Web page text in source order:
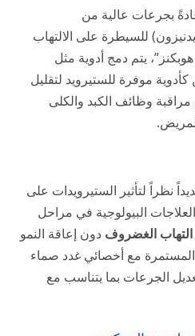
عادةً بجرعات عالية من
للسيطرة على الالتهاب
يتم دمج أدوية مثل
كأدوية موفرة للستيرويد لتقليل
مراقبة وظائف الكبد والكلى
نظراً لتأثير الستيرويدات على
البيولوجية في مراحل
التهاب الغضروف دون إعاقة النمو
المستمرة مع أخصائي غدد صماء
الجرعات بما يتناسب مع